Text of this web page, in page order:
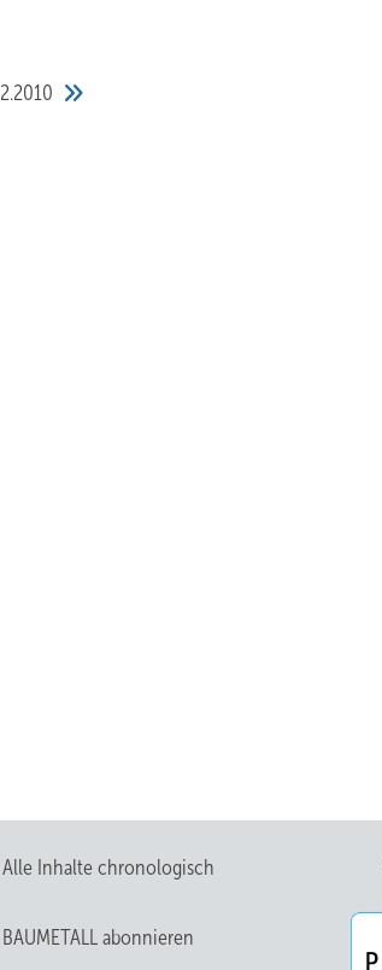
Alle Inhalte chronologisch
BAUMETALL abonnieren